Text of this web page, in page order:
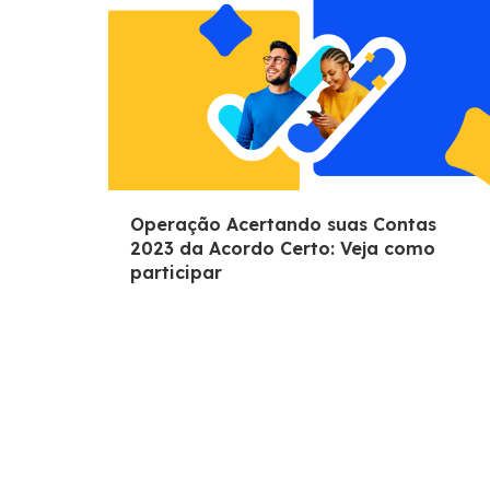
Operação Acertando suas Contas
2023 da Acordo Certo: Veja como
participar